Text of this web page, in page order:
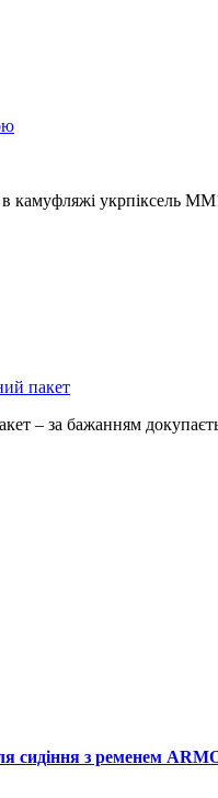
камуфляжі укрпіксель
пакет
– за бажанням
сидіння з ременем